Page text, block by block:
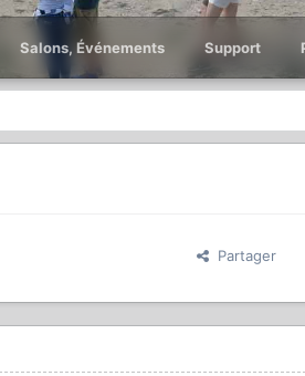
Salons, Événements Support
Partager